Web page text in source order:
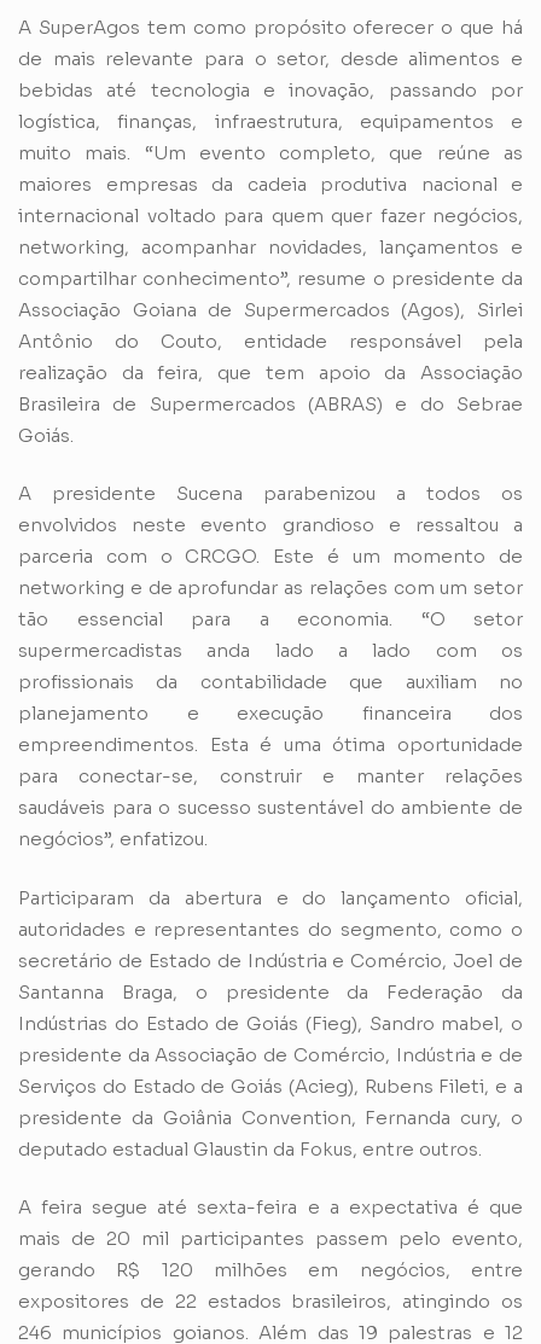
A SuperAgos tem como propósito oferecer o que há
de mais relevante para o setor, desde alimentos e
bebidas até tecnologia e inovação, passando por
logística, finanças, infraestrutura, equipamentos e
muito mais. “Um evento completo, que reúne as
maiores empresas da cadeia produtiva nacional e
internacional voltado para quem quer fazer negócios,
networking, acompanhar novidades, lançamentos e
compartilhar conhecimento”, resume o presidente da
Associação Goiana de Supermercados (Agos), Sirlei
Antônio do Couto, entidade responsável pela
realização da feira, que tem apoio da Associação
Brasileira de Supermercados (ABRAS) e do Sebrae
Goiás.
A presidente Sucena parabenizou a todos os
envolvidos neste evento grandioso e ressaltou a
parceria com o CRCGO. Este é um momento de
networking e de aprofundar as relações com um setor
tão essencial para a economia. “O setor
supermercadistas anda lado a lado com os
profissionais da contabilidade que auxiliam no
planejamento e execução financeira dos
empreendimentos. Esta é uma ótima oportunidade
para conectar-se, construir e manter relações
saudáveis para o sucesso sustentável do ambiente de
negócios”, enfatizou.
Participaram da abertura e do lançamento oficial,
autoridades e representantes do segmento, como o
secretário de Estado de Indústria e Comércio, Joel de
Santanna Braga, o presidente da Federação da
Indústrias do Estado de Goiás (Fieg), Sandro mabel, o
presidente da Associação de Comércio, Indústria e de
Serviços do Estado de Goiás (Acieg), Rubens Fileti, e a
presidente da Goiânia Convention, Fernanda cury, o
deputado estadual Glaustin da Fokus, entre outros.
A feira segue até sexta-feira e a expectativa é que
mais de 20 mil participantes passem pelo evento,
gerando R$ 120 milhões em negócios, entre
expositores de 22 estados brasileiros, atingindo os
246 municípios goianos. Além das 19 palestras e 12